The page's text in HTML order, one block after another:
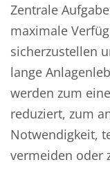
Zentrale
maximale
sicherzustellen
lange
werden zum
reduziert, zum
Notwendigkeit,
vermeiden oder